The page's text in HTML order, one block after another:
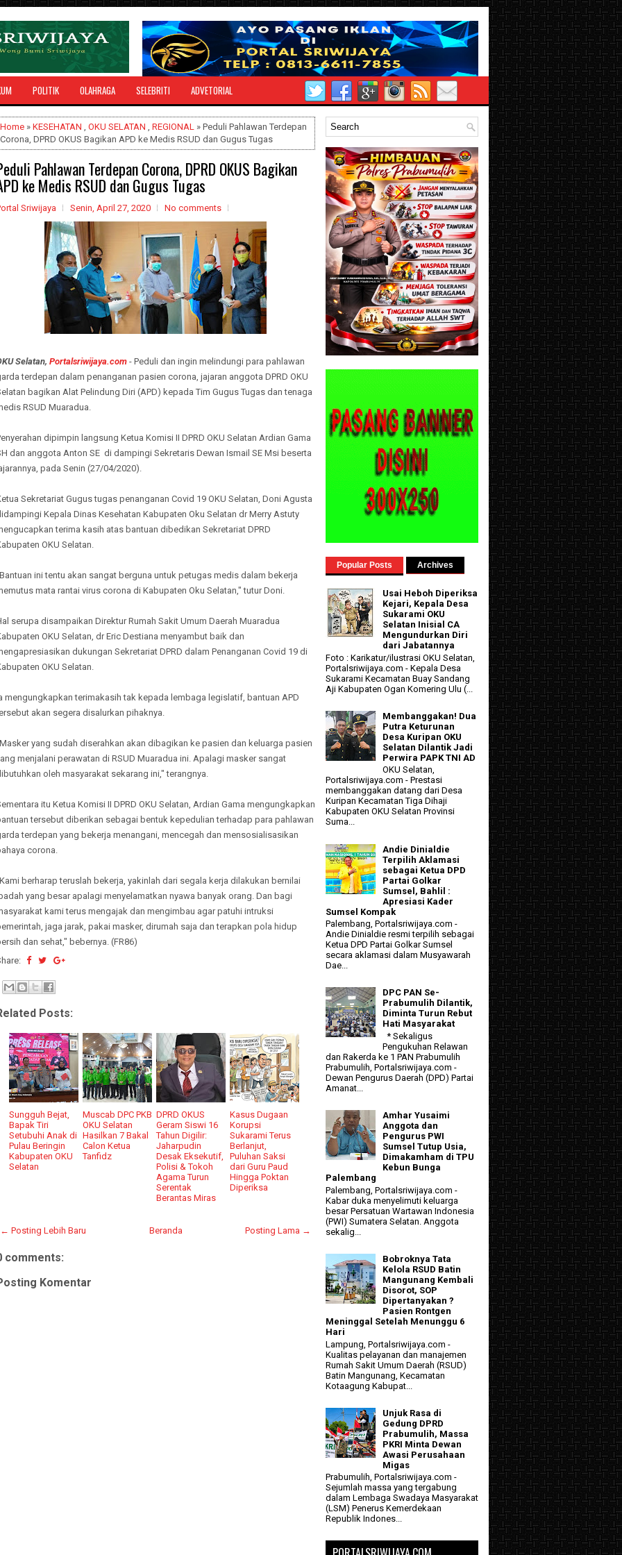
POLITIK OLAHRAGA SELEBRITI ADVETORIAL
Home » KESEHATAN , OKU SELATAN , REGIONAL » Peduli Pahlawan Terdepan
Corona, DPRD OKUS Bagikan APD ke Medis RSUD dan Gugus Tugas
Pahlawan Terdepan Corona, DPRD OKUS Bagikan
ke Medis RSUD dan Gugus Tugas
Sriwijaya Senin, April 27, 2020 No comments
Selatan, Portalsriwijaya.com - Peduli dan ingin melindungi para pahlawan
terdepan dalam penanganan pasien corona, jajaran anggota DPRD OKU
bagikan Alat Pelindung Diri (APD) kepada Tim Gugus Tugas dan tenaga
RSUD Muaradua.
dipimpin langsung Ketua Komisi II DPRD OKU Selatan Ardian Gama
dan anggota Anton SE di dampingi Sekretaris Dewan Ismail SE Msi beserta
pada Senin (27/04/2020).
Sekretariat Gugus tugas penanganan Covid 19 OKU Selatan, Doni Agusta
Kepala Dinas Kesehatan Kabupaten Oku Selatan dr Merry Astuty
terima kasih atas bantuan dibedikan Sekretariat DPRD
OKU Selatan.
ini tentu akan sangat berguna untuk petugas medis dalam bekerja
mata rantai virus corona di Kabupaten Oku Selatan," tutur Doni.
serupa disampaikan Direktur Rumah Sakit Umum Daerah Muaradua
OKU Selatan, dr Eric Destiana menyambut baik dan
dukungan Sekretariat DPRD dalam Penanganan Covid 19 di
OKU Selatan.
mengungkapkan terimakasih tak kepada lembaga legislatif, bantuan APD
akan segera disalurkan pihaknya.
yang sudah diserahkan akan dibagikan ke pasien dan keluarga pasien
menjalani perawatan di RSUD Muaradua ini. Apalagi masker sangat
oleh masyarakat sekarang ini," terangnya.
itu Ketua Komisi II DPRD OKU Selatan, Ardian Gama mengungkapkan
tersebut diberikan sebagai bentuk kepedulian terhadap para pahlawan
terdepan yang bekerja menangani, mencegah dan mensosialisasikan
corona.
berharap teruslah bekerja, yakinlah dari segala kerja dilakukan bernilai
yang besar apalagi menyelamatkan nyawa banyak orang. Dan bagi
kami terus mengajak dan mengimbau agar patuhi intruksi
jaga jarak, pakai masker, dirumah saja dan terapkan pola hidup
dan sehat," bebernya. (FR86)
Posts:
Sungguh Bejat,
Bapak Tiri
Setubuhi Anak di
Pulau Beringin
Kabupaten OKU
Selatan
Muscab DPC PKB
OKU Selatan
Hasilkan 7 Bakal
Calon Ketua
Tanfidz
DPRD OKUS
Geram Siswi 16
Tahun Digilir:
Jaharpudin
Desak Eksekutif,
Polisi & Tokoh
Agama Turun
Serentak
Berantas Miras
Kasus Dugaan
Korupsi
Sukarami Terus
Berlanjut,
Puluhan Saksi
dari Guru Paud
Hingga Poktan
Diperiksa
← Posting Lebih Baru Posting Lama →
Beranda
comments:
Komentar
Popular Posts Archives
Usai Heboh Diperiksa
Kejari, Kepala Desa
Sukarami OKU
Selatan Inisial CA
Mengundurkan Diri
dari Jabatannya
Foto : Karikatur/ilustrasi OKU Selatan,
Portalsriwijaya.com - Kepala Desa
Sukarami Kecamatan Buay Sandang
Aji Kabupaten Ogan Komering Ulu (...
Membanggakan! Dua
Putra Keturunan
Desa Kuripan OKU
Selatan Dilantik Jadi
Perwira PAPK TNI AD
OKU Selatan,
Portalsriwijaya.com - Prestasi
membanggakan datang dari Desa
Kuripan Kecamatan Tiga Dihaji
Kabupaten OKU Selatan Provinsi
Suma...
Andie Dinialdie
Terpilih Aklamasi
sebagai Ketua DPD
Partai Golkar
Sumsel, Bahlil :
Apresiasi Kader
Sumsel Kompak
Palembang, Portalsriwijaya.com -
Andie Dinialdie resmi terpilih sebagai
Ketua DPD Partai Golkar Sumsel
secara aklamasi dalam Musyawarah
Dae...
DPC PAN Se-
Prabumulih Dilantik,
Diminta Turun Rebut
Hati Masyarakat
* Sekaligus
Pengukuhan Relawan
dan Rakerda ke 1 PAN Prabumulih
Prabumulih, Portalsriwijaya.com -
Dewan Pengurus Daerah (DPD) Partai
Amanat...
Amhar Yusaimi
Anggota dan
Pengurus PWI
Sumsel Tutup Usia,
Dimakamham di TPU
Kebun Bunga
Palembang
Palembang, Portalsriwijaya.com -
Kabar duka menyelimuti keluarga
besar Persatuan Wartawan Indonesia
(PWI) Sumatera Selatan. Anggota
sekalig...
Bobroknya Tata
Kelola RSUD Batin
Mangunang Kembali
Disorot, SOP
Dipertanyakan ?
Pasien Rontgen
Meninggal Setelah Menunggu 6
Hari
Lampung, Portalsriwijaya.com -
Kualitas pelayanan dan manajemen
Rumah Sakit Umum Daerah (RSUD)
Batin Mangunang, Kecamatan
Kotaagung Kabupat...
Unjuk Rasa di
Gedung DPRD
Prabumulih, Massa
PKRI Minta Dewan
Awasi Perusahaan
Migas
Prabumulih, Portalsriwijaya.com -
Sejumlah massa yang tergabung
dalam Lembaga Swadaya Masyarakat
(LSM) Penerus Kemerdekaan
Republik Indones...